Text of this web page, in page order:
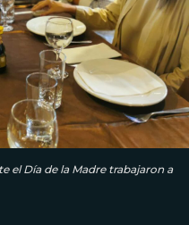
el Día de la Madre trabajaron a